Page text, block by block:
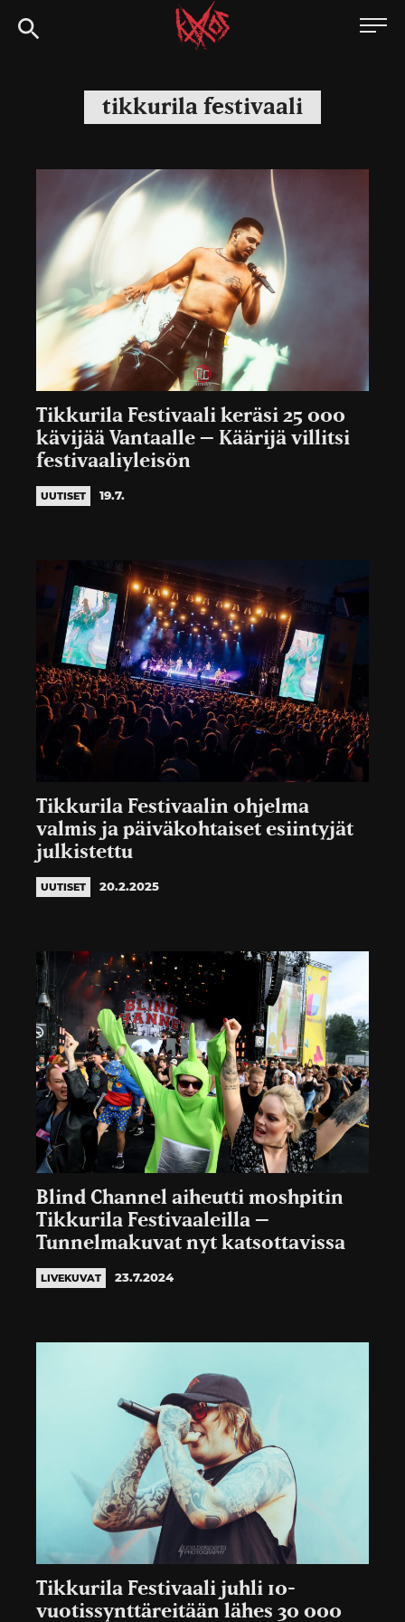
Siirry
suoraan
Kaaoszine
tikkurila festivaali
Tikkurila Festivaali keräsi 25 000
kävijää Vantaalle – Käärijä villitsi
festivaaliyleisön
UUTISET 19.7.
Tikkurila Festivaalin ohjelma
valmis ja päiväkohtaiset esiintyjät
julkistettu
UUTISET 20.2.2025
Blind Channel aiheutti moshpitin
Tikkurila Festivaaleilla –
Tunnelmakuvat nyt katsottavissa
LIVEKUVAT 23.7.2024
Tikkurila Festivaali juhli 10-
vuotissynttäreitään lähes 30 000